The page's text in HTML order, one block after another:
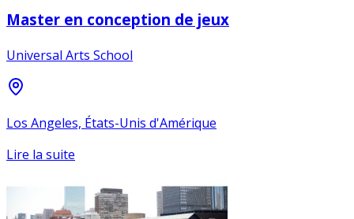
Master en conception de jeux
Universal Arts School
Los Angeles, États-Unis d'Amérique
Lire la suite